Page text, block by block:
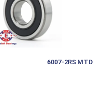
6007-2RS MTD